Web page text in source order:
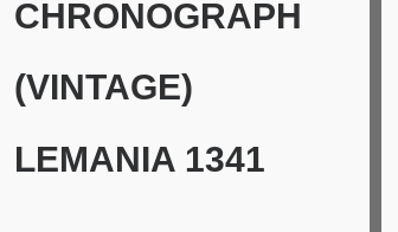
CHRONOGRAPH
(VINTAGE)
LEMANIA 1341